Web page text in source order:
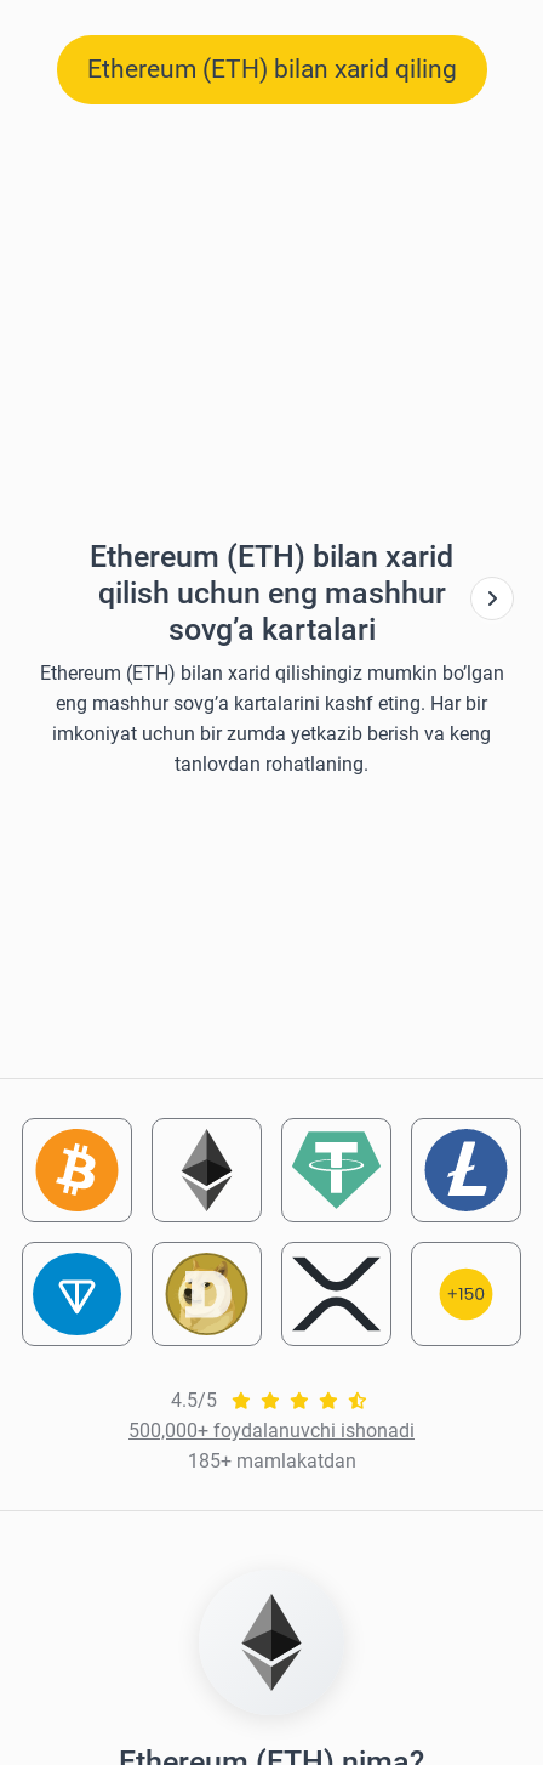
Ethereum (ETH) bilan xarid qiling
Ethereum (ETH) bilan xarid
qilish uchun eng mashhur
sovg’a kartalari
Ethereum (ETH) bilan xarid qilishingiz mumkin bo’lgan
eng mashhur sovg’a kartalarini kashf eting. Har bir
imkoniyat uchun bir zumda yetkazib berish va keng
tanlovdan rohatlaning.
4.5/5
500,000+ foydalanuvchi ishonadi
185+ mamlakatdan